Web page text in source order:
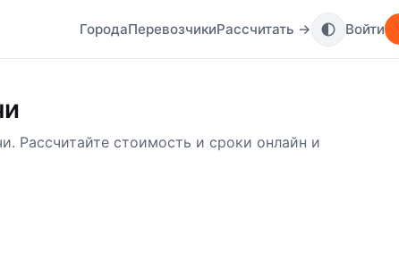
ГородаПеревозчикиРассчитать → Войти
Рассчитайте стоимость и сроки онлайн и